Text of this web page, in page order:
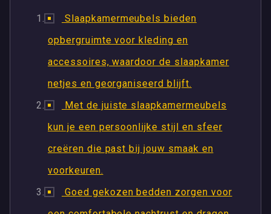
Slaapkamermeubels bieden
opbergruimte voor kleding en
accessoires, waardoor de slaapkamer
netjes en georganiseerd blijft.
Met de juiste slaapkamermeubels
kun je een persoonlijke stijl en sfeer
creëren die past bij jouw smaak en
voorkeuren.
Goed gekozen bedden zorgen voor